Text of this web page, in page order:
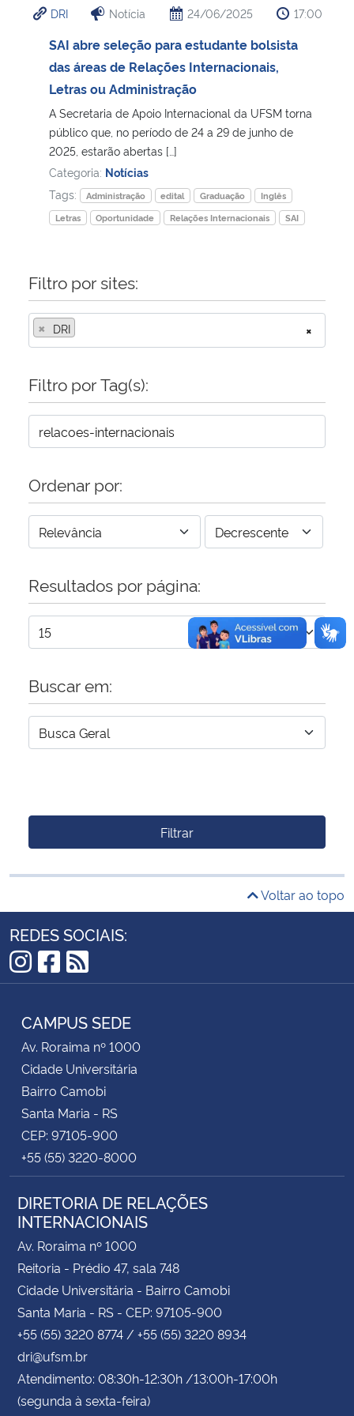
Ministério da Cidadania
Ministério de Minas e Energia
Ministério da Ciência, Tecnologia, Inovações e Comunicações
Ministério do Meio Ambiente
Ministério do Turismo
Ministério da Mulher, da Família e dos Direitos Humanos
Secretaria-Geral
Secretaria de Governo
Advocacia-Geral da União
DRI Notícia 24/06/2025 17:00
SAI abre seleção para estudante bolsista
das áreas de Relações Internacionais,
Letras ou Administração
A Secretaria de Apoio Internacional da UFSM torna
público que, no período de 24 a 29 de junho de
2025, estarão abertas […]
Categoria: Notícias
Tags:
Administração edital Graduação
Inglês
Letras
Oportunidade Relações Internacionais SAI
Filtro por sites:
×
× DRI
Filtro por Tag(s):
Ordenar por:
Resultados por página:
Buscar em:
Filtrar
Voltar ao topo
REDES SOCIAIS:
Instagram
Facebook
RSS
CAMPUS SEDE
Av. Roraima nº 1000
Cidade Universitária
Bairro Camobi
Santa Maria - RS
CEP: 97105-900
+55 (55) 3220-8000
DIRETORIA DE RELAÇÕES
INTERNACIONAIS
Av. Roraima nº 1000
Reitoria - Prédio 47, sala 748
Cidade Universitária - Bairro Camobi
Santa Maria - RS - CEP: 97105-900
+55 (55) 3220 8774 / +55 (55) 3220 8934
dri@ufsm.br
Atendimento: 08:30h-12:30h /13:00h-17:00h
(segunda à sexta-feira)